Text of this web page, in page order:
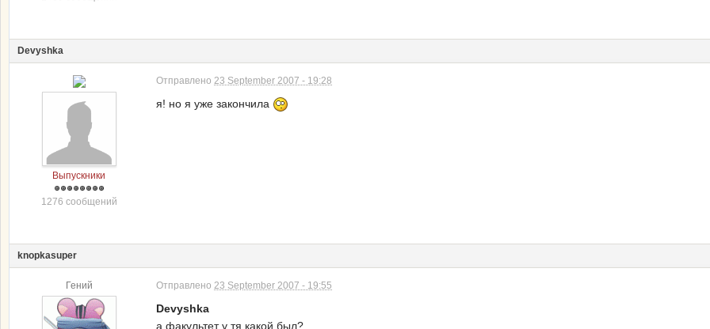
Devyshka
Выпускники
1276 сообщений
Отправлено 23 September 2007 - 19:28
я! но я уже закончила
knopkasuper
Гений Отправлено 23 September 2007 - 19:55
Devyshka
а факультет у тя какой был?